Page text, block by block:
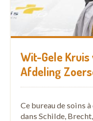
Wit-Gele
Afdeling
Ce bureau de soins
dans Schilde,